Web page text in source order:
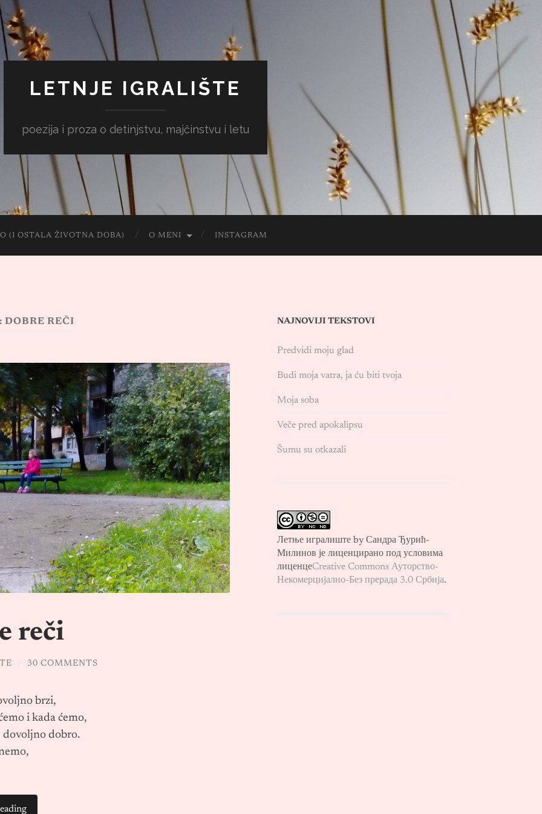
LETNJE IGRALIŠTE
poezija i proza o detinjstvu, majčinstvu i letu
(I OSTALA ŽIVOTNA DOBA) O MENI INSTAGRAM
DOBRE REČI
reči
/ 30 COMMENTS
brzi,
i kada ćemo,
dovoljno dobro.
NAJNOVIJI TEKSTOVI
Predvidi moju glad
Budi moja vatra, ja ću biti tvoja
Moja soba
Veče pred apokalipsu
Šumu su otkazali
Летње игралиште by Сандра Ђурић-
Милинов је лиценцирано под условима
лиценцеCreative Commons Ауторство-
Некомерцијално-Без прерада 3.0 Србија.